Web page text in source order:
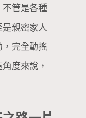
不管是各種
是親密家人
，完全動搖
度來說，